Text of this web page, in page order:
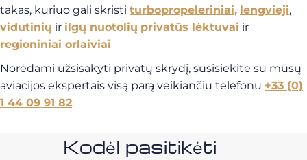
takas, kuriuo gali skristi turbopropeleriniai, lengvieji,
vidutinių ir ilgų nuotolių privatūs lėktuvai ir
regioniniai orlaiviai
Norėdami užsisakyti privatų skrydį, susisiekite su mūsų
aviacijos ekspertais visą parą veikiančiu telefonu +33 (0)
1 44 09 91 82.
Kodėl pasitikėti